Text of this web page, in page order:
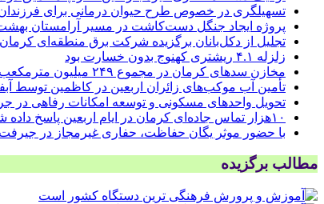
تسهیلگری در خصوص طرح حیوان درمانی برای
پروژه ایجاد جنگل دست‌کاشت در مسیر آرامستان بهشت
تجلیل از دکل‌بانان برگزیده شرکت برق منطقه‌ای کرمان
زلزله ۴.۱ ریشتری کهنوج بدون خسارت بود
مخازن سدهای کرمان در مجموع ۲۴۹ میلیون مترمکعب آب دارند
تأمین آب موکب‌های زائران اربعین در کاظمین توسط
تحویل واحدهای مسکونی و توسعه امکانات رفاهی در
۱۰هزار تماس جاده‌ای کرمان در ایام اربعین پاسخ داده شد
با حضور موثر یگان حفاظت، حفاری غیرمجاز در جیرفت
مطالب برگزیده